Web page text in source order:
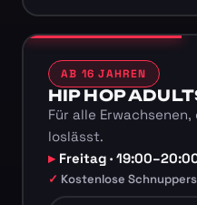
AB 16 JAHREN
HIP HOP
Für alle
loslässt.
Freitag ·
Kostenlose